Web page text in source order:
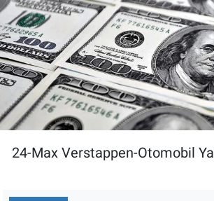
24-Max Verstappen-Otomobil